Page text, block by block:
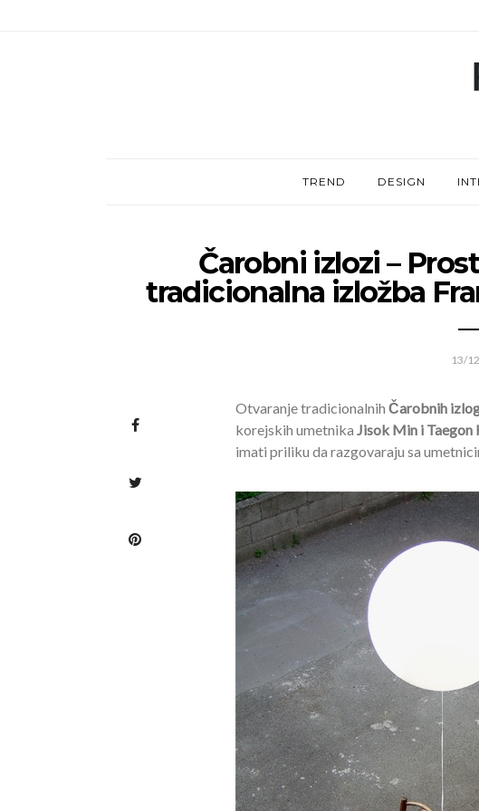
TREND DESIGN
Čarobni izlozi –
tradicionalna izložba
13/
Otvaranje tradicionalnih Čarobnih
korejskih umetnika Jisok Min i Taegon
imati priliku da razgovaraju sa